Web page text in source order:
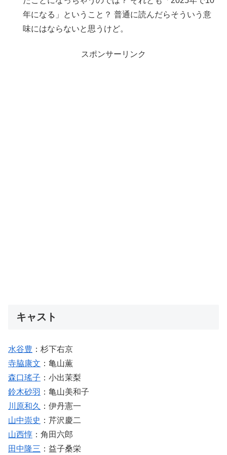
年になる」ということ？ 普通に読んだらそういう意
味にはならないと思うけど。
スポンサーリンク
キャスト
水谷豊 ：杉下右京
寺脇康文 ：亀山薫
森口瑤子 ：小出茉梨
鈴木砂羽 ：亀山美和子
川原和久
：伊丹憲一
山中崇史 ：芹沢慶二
山西惇 ：角田六郎
田中隆三 ：益子桑栄